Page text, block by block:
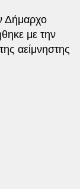
Δήμαρχο
με την
αείμνηστης